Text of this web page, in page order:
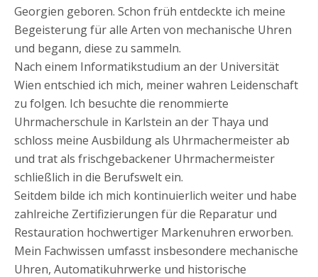
Georgien geboren. Schon früh entdeckte ich meine
Begeisterung für alle Arten von mechanische Uhren
und begann, diese zu sammeln.
Nach einem Informatikstudium an der Universität
Wien entschied ich mich, meiner wahren Leidenschaft
zu folgen. Ich besuchte die renommierte
Uhrmacherschule in Karlstein an der Thaya und
schloss meine Ausbildung als Uhrmachermeister ab
und trat als frischgebackener Uhrmachermeister
schließlich in die Berufswelt ein.
Seitdem bilde ich mich kontinuierlich weiter und habe
zahlreiche Zertifizierungen für die Reparatur und
Restauration hochwertiger Markenuhren erworben.
Mein Fachwissen umfasst insbesondere mechanische
Uhren, Automatikuhrwerke und historische